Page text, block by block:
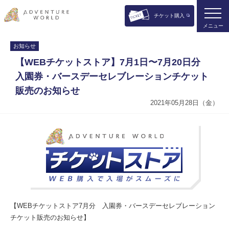
チケット購入
メニュー
お知らせ
【WEBチケットストア】7月1日〜7月20日分
入園券・バースデーセレブレーションチケット
販売のお知らせ
2021年05月28日（金）
【WEBチケットストア7月分 入園券・バースデーセレブレーション
チケット販売のお知らせ】